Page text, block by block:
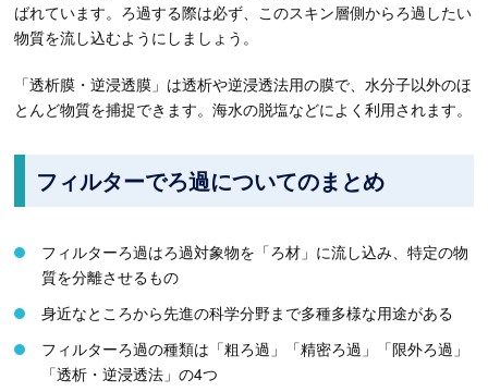
ばれています。ろ過する際は必ず、このスキン層側からろ過したい
物質を流し込むようにしましょう。
「透析膜・逆浸透膜」は透析や逆浸透法用の膜で、水分子以外のほ
とんど物質を捕捉できます。海水の脱塩などによく利用されます。
フィルターでろ過についてのまとめ
フィルターろ過はろ過対象物を「ろ材」に流し込み、特定の物
質を分離させるもの
身近なところから先進の科学分野まで多種多様な用途がある
フィルターろ過の種類は「粗ろ過」「精密ろ過」「限外ろ過」
「透析・逆浸透法」の4つ